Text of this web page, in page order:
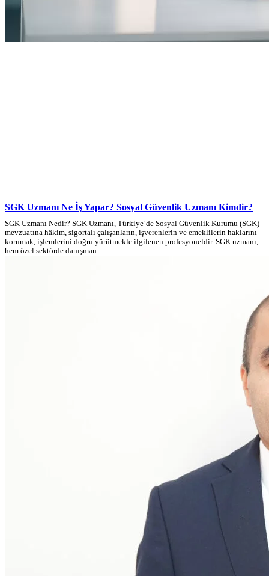
SGK Uzmanı Ne İş Yapar? Sosyal Güvenlik Uzmanı Kimdir?
SGK Uzmanı Nedir? SGK Uzmanı, Türkiye’de Sosyal Güvenlik Kurumu (SGK)
mevzuatına hâkim, sigortalı çalışanların, işverenlerin ve emeklilerin haklarını
korumak, işlemlerini doğru yürütmekle ilgilenen profesyoneldir. SGK uzmanı,
hem özel sektörde danışman…